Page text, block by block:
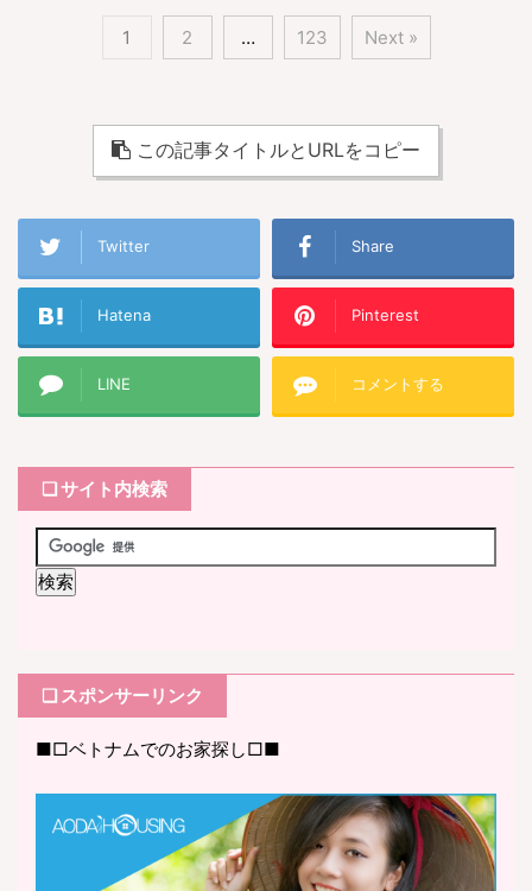
1 2 … 123 Next »
この記事タイトルとURLをコピー
Twitter Share
Hatena Pinterest
LINE コメントする
❏ サイト内検索
❏ スポンサーリンク
■□ベトナムでのお家探し□■